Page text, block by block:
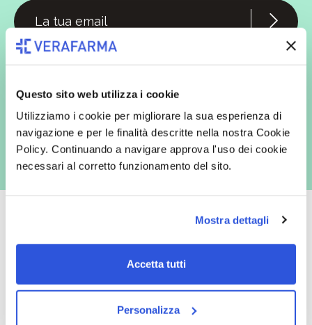
Questo sito web utilizza i cookie
Utilizziamo i cookie per migliorare la sua esperienza di
navigazione e per le finalità descritte nella nostra Cookie
Policy. Continuando a navigare approva l'uso dei cookie
necessari al corretto funzionamento del sito.
Mostra dettagli
Accetta tutti
Personalizza
In qualità di interessato, avendo letto l’informativa
marketing (con modalità telematiche - quali ad es. newsletter ed e-mail
es. posta cartacea)
Oltre 50.000 prodotti
Catalogo prodotti ampio e completo
per soddisfare tutte le esigenze.
Spedizione gratuita
Con un acquisto minimo di 29.90 €
Spedizioni in tutta Europa a 20€.